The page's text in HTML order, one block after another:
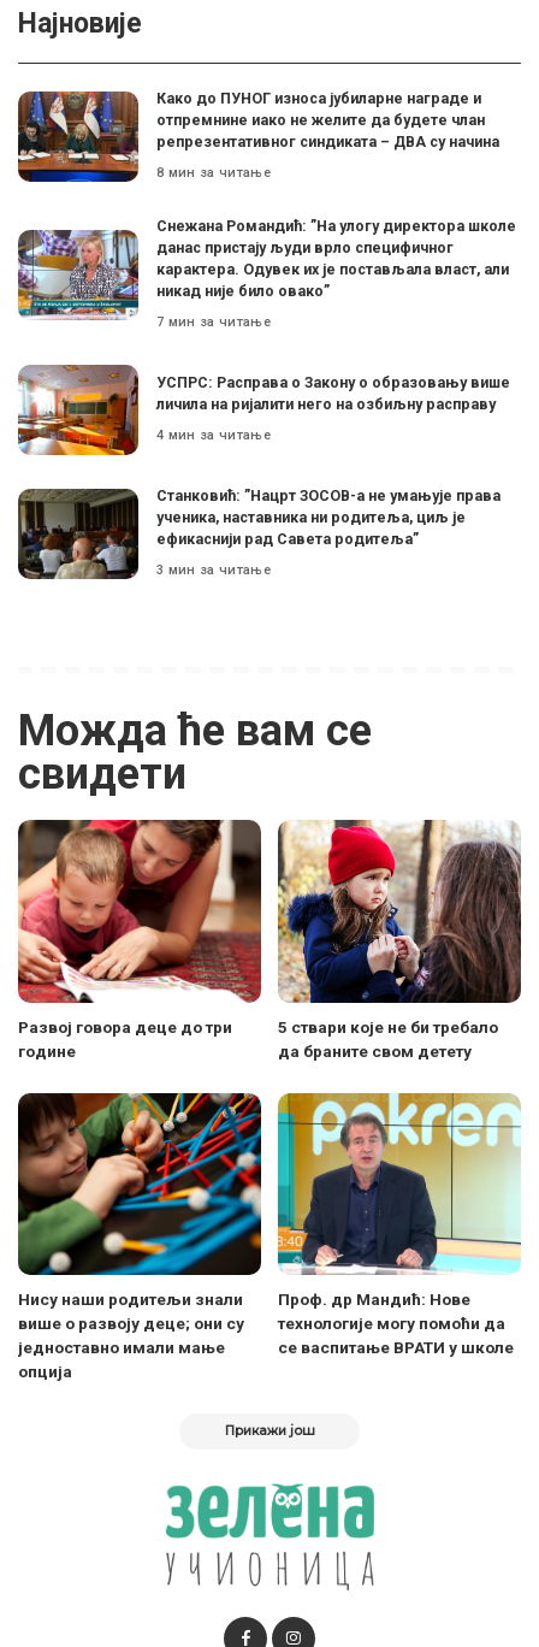
Најновије
Како до ПУНОГ износа јубиларне награде и
отпремнине иако не желите да будете члан
репрезентативног синдиката – ДВА су начина
8 мин за читање
Снежана Романдић: ”На улогу директора школе
данас пристају људи врло специфичног
карактера. Одувек их је постављала власт, али
никад није било овако”
7 мин за читање
УСПРС: Расправа о Закону о образовању више
личила на ријалити него на озбиљну расправу
4 мин за читање
Станковић: ”Нацрт ЗОСОВ-а не умањује права
ученика, наставника ни родитеља, циљ је
ефикаснији рад Савета родитеља”
3 мин за читање
Можда ће вам се
свидети
Развој говора деце до три
године
5 ствари које не би требало
да браните свом детету
Нису наши родитељи знали
више о развоју деце; они су
једноставно имали мање
опција
Проф. др Мандић: Нове
технологије могу помоћи да
се васпитање ВРАТИ у школе
Прикажи још